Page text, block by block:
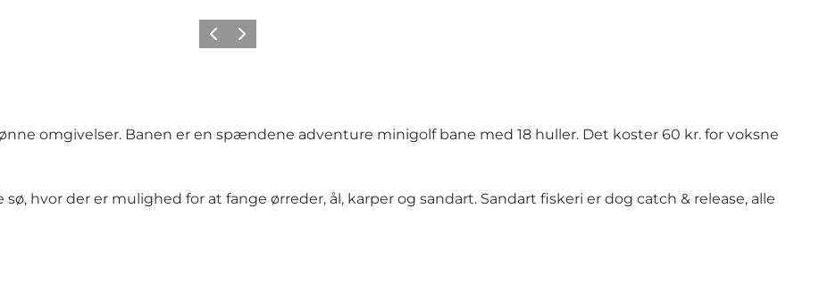
ForrigeNæste
omgivelser. Banen er en spændene adventure minigolf bane med 18 huller. Det koster 60 kr. for voksne
hvor der er mulighed for at fange ørreder, ål, karper og sandart. Sandart fiskeri er dog catch & release, alle